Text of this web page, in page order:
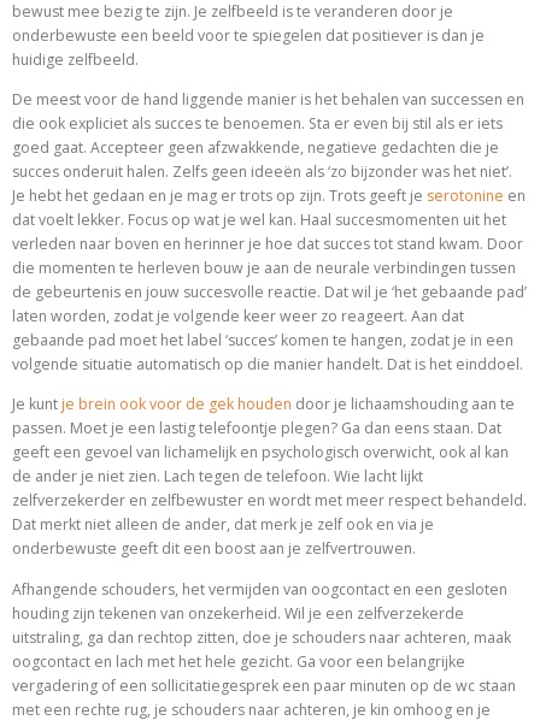
bewust mee bezig te zijn. Je zelfbeeld is te veranderen door je
onderbewuste een beeld voor te spiegelen dat positiever is dan je
huidige zelfbeeld.
De meest voor de hand liggende manier is het behalen van successen en
die ook expliciet als succes te benoemen. Sta er even bij stil als er iets
goed gaat. Accepteer geen afzwakkende, negatieve gedachten die je
succes onderuit halen. Zelfs geen ideeën als ‘zo bijzonder was het niet’.
Je hebt het gedaan en je mag er trots op zijn. Trots geeft je serotonine en
dat voelt lekker. Focus op wat je wel kan. Haal succesmomenten uit het
verleden naar boven en herinner je hoe dat succes tot stand kwam. Door
die momenten te herleven bouw je aan de neurale verbindingen tussen
de gebeurtenis en jouw succesvolle reactie. Dat wil je ‘het gebaande pad’
laten worden, zodat je volgende keer weer zo reageert. Aan dat
gebaande pad moet het label ‘succes’ komen te hangen, zodat je in een
volgende situatie automatisch op die manier handelt. Dat is het einddoel.
Je kunt je brein ook voor de gek houden door je lichaamshouding aan te
passen. Moet je een lastig telefoontje plegen? Ga dan eens staan. Dat
geeft een gevoel van lichamelijk en psychologisch overwicht, ook al kan
de ander je niet zien. Lach tegen de telefoon. Wie lacht lijkt
zelfverzekerder en zelfbewuster en wordt met meer respect behandeld.
Dat merkt niet alleen de ander, dat merk je zelf ook en via je
onderbewuste geeft dit een boost aan je zelfvertrouwen.
Afhangende schouders, het vermijden van oogcontact en een gesloten
houding zijn tekenen van onzekerheid. Wil je een zelfverzekerde
uitstraling, ga dan rechtop zitten, doe je schouders naar achteren, maak
oogcontact en lach met het hele gezicht. Ga voor een belangrijke
vergadering of een sollicitatiegesprek een paar minuten op de wc staan
met een rechte rug, je schouders naar achteren, je kin omhoog en je